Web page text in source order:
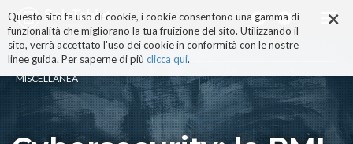
×
Questo sito fa uso di cookie, i cookie consentono una gamma di
funzionalità che migliorano la tua fruizione del sito. Utilizzando il
sito, verrà accettato l'uso dei cookie in conformità con le nostre
linee guida. Per saperne di più clicca qui.
ai
contenuti.
|
alla
navigazione
MISCELLANEA